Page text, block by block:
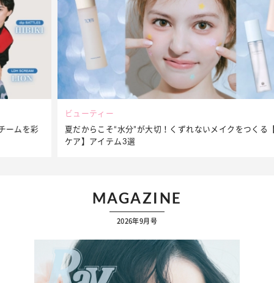
ビューティー
夏だからこそ“水分”が大切！くずれないメイクをつくる【保湿
ケア】アイテム3選
MAGAZINE
2026年9月号